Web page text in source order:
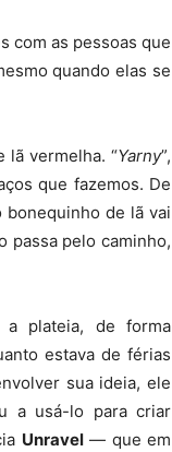
com as pessoas que
quando elas se
lã vermelha. “Yarny”,
que fazemos. De
de lã vai
passa pelo caminho,
plateia, de forma
estava de férias
sua ideia, ele
a usá-lo para criar
Unravel— que em